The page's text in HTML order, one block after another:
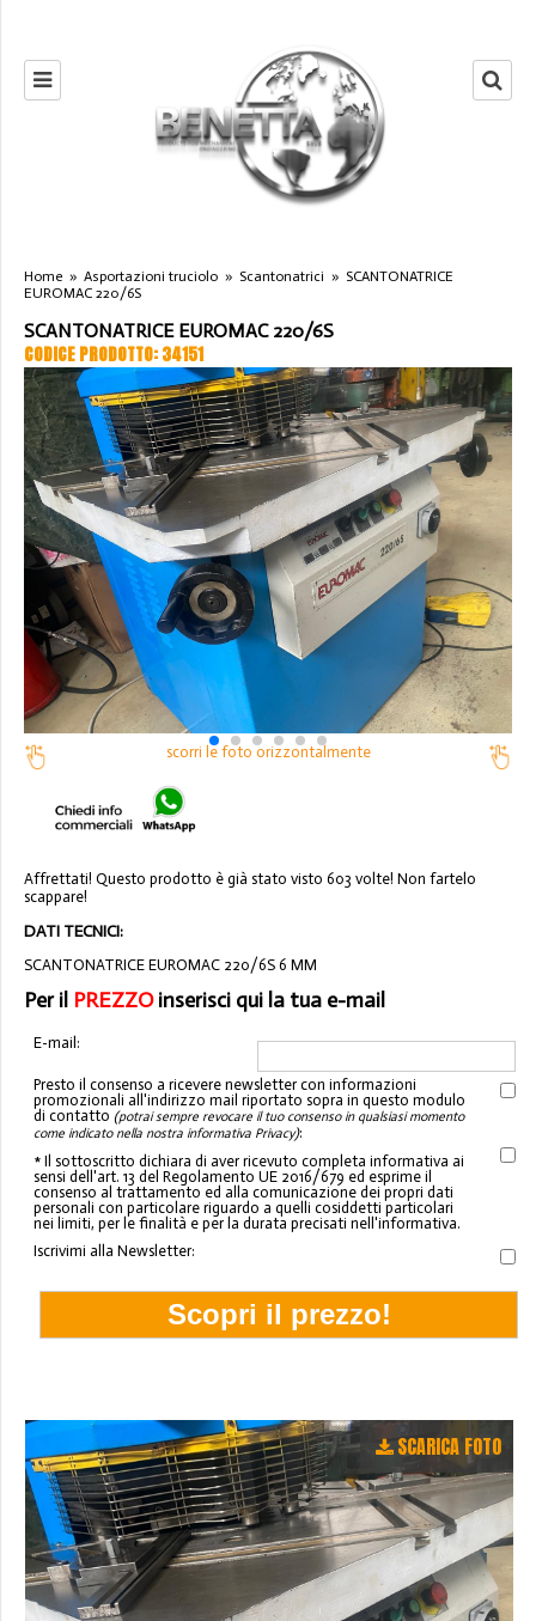
Home » Asportazioni truciolo » Scantonatrici » SCANTONATRICE
EUROMAC 220/6S
SCANTONATRICE EUROMAC 220/6S
CODICE PRODOTTO: 34151
scorri le foto orizzontalmente
Affrettati! Questo prodotto è già stato visto 603 volte! Non fartelo
scappare!
DATI TECNICI:
SCANTONATRICE EUROMAC 220/6S 6 MM
Per il PREZZOinserisci qui la tua e-mail
E-mail:
Presto il consenso a ricevere newsletter con informazioni
promozionali all'indirizzo mail riportato sopra in questo modulo
di contatto (potrai sempre revocare il tuo consenso in qualsiasi momento
come indicato nella nostra informativa Privacy):
* Il sottoscritto dichiara di aver ricevuto completa informativa ai
sensi dell'art. 13 del Regolamento UE 2016/679 ed esprime il
consenso al trattamento ed alla comunicazione dei propri dati
personali con particolare riguardo a quelli cosiddetti particolari
nei limiti, per le finalità e per la durata precisati nell'informativa.
Iscrivimi alla Newsletter:
SCARICA FOTO